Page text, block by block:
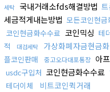
세탁 국내거래소fds해결방법
세금적게내는방법 모든코인현금
코인현금화수수료 코인믹싱 테
적
대검세탁 가상화폐자금현금화
플코인판매
중고오다대포통장 아
usdc구입처 코인현금화수수료
테더이체 비트코인퀵거래